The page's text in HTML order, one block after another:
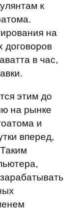
к
на
договоров
в час,
этим до
на рынке
и
вперед,